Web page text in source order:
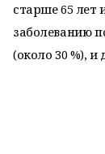
старше 65 лет
заболеванию
(около 30 %), и